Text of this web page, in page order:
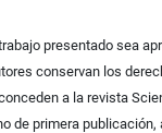
presentado sea
conservan los
a la revista
de primera publicación,